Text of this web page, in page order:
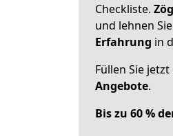
Checkliste.
und lehnen
Erfahrung in
Füllen Sie
Angebote.
Bis zu 60 %